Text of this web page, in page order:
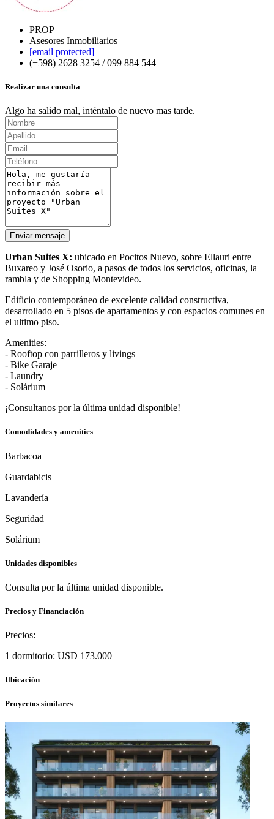
PROP
Asesores Inmobiliarios
[email protected]
(+598) 2628 3254 / 099 884 544
Realizar una consulta
Algo ha salido mal, inténtalo de nuevo mas tarde.
Enviar mensaje
Urban Suites X: ubicado en Pocitos Nuevo, sobre Ellauri entre
Buxareo y José Osorio, a pasos de todos los servicios, oficinas, la
rambla y de Shopping Montevideo.
Edificio contemporáneo de excelente calidad constructiva,
desarrollado en 5 pisos de apartamentos y con espacios comunes en
el ultimo piso.
Amenities:
- Rooftop con parrilleros y livings
- Bike Garaje
- Laundry
- Solárium
¡Consultanos por la última unidad disponible!
Comodidades y amenities
Barbacoa
Guardabicis
Lavandería
Seguridad
Solárium
Unidades disponibles
Consulta por la última unidad disponible.
Precios y Financiación
Precios:
1 dormitorio: USD 173.000
Ubicación
Proyectos similares